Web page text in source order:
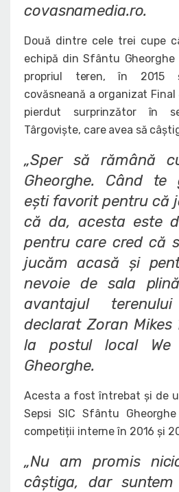
covasnamedia.ro.
Două dintre cele trei cupe
echipă din Sfântu
propriul teren, în 2015
covăsneană a organizat
pierdut surprinzător în
Târgoviște, care avea să
„Sper să rămână
Gheorghe. Când te
ești favorit pentru că
că da, acesta este
pentru care cred că
jucăm acasă și
nevoie de sala
avantajul
declarat Zoran
la postul local We
Gheorghe.
Acesta a fost întrebat și de
Sepsi SIC Sfântu
competiții interne în 2016 și
„Nu am promis
câștiga, dar